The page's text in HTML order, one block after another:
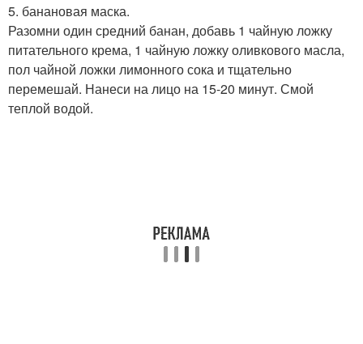
5. банановая маска.
Разомни один средний банан, добавь 1 чайную ложку
питательного крема, 1 чайную ложку оливкового масла,
пол чайной ложки лимонного сока и тщательно
перемешай. Нанеси на лицо на 15-20 минут. Смой
теплой водой.